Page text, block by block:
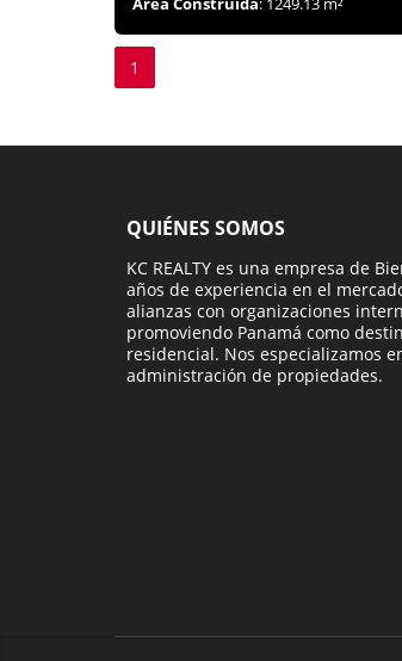
1
QUIÉNES SOMOS
KC REALTY es una empresa de
años de experiencia en el
alianzas con organizaciones
promoviendo Panamá como
residencial. Nos especializamos
administración de propiedades.